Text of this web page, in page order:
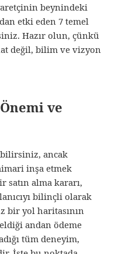
beynindeki
etki eden 7 temel
Hazır olun, çünkü
değil, bilim ve vizyon
ve
ancak
inşa etmek
satın alma kararı,
bilinçli olarak
bir yol haritasının
andan ödeme
tüm deneyim,